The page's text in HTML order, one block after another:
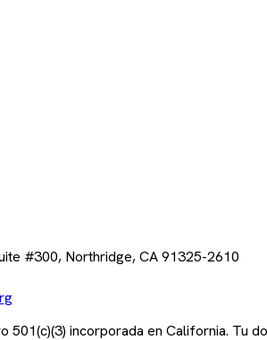
#300, Northridge, CA 91325-2610
501(c)(3) incorporada en California. Tu